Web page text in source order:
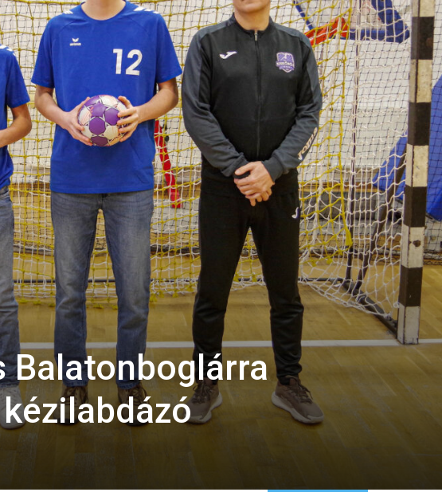
Balatonboglárra